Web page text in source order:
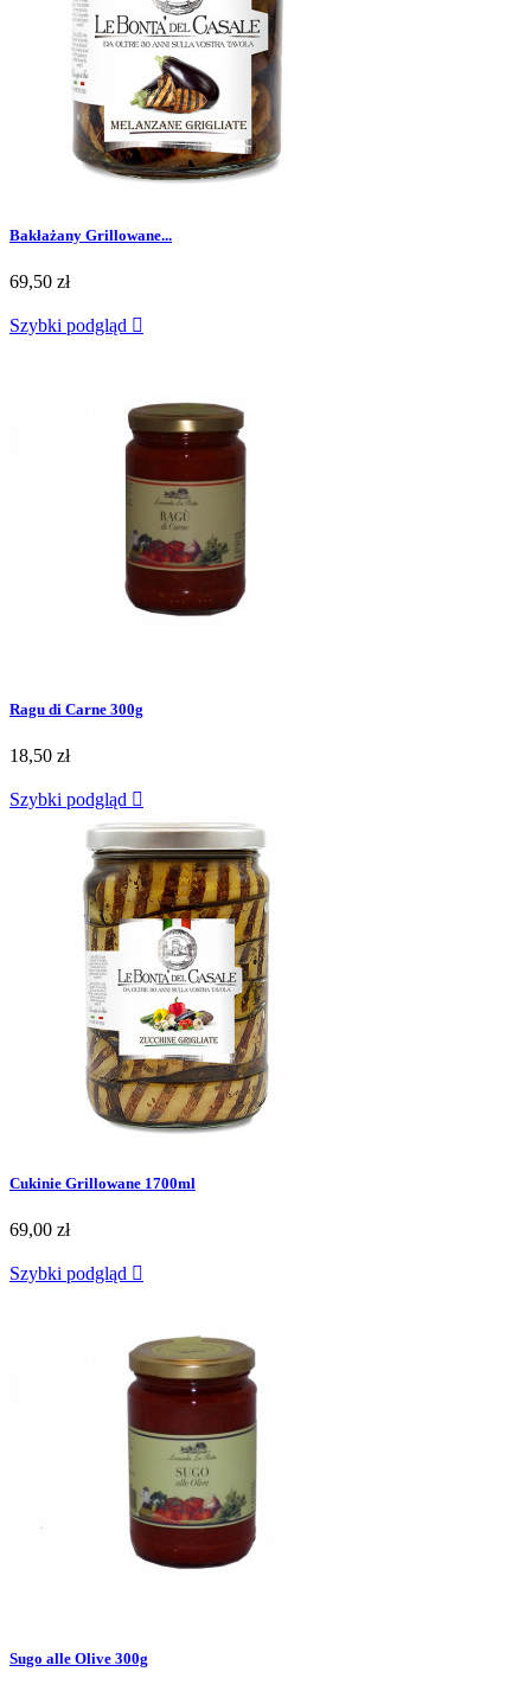
Bakłażany Grillowane...
69,50 zł
Szybki podgląd 
Ragu di Carne 300g
18,50 zł
Szybki podgląd 
Cukinie Grillowane 1700ml
69,00 zł
Szybki podgląd 
Sugo alle Olive 300g